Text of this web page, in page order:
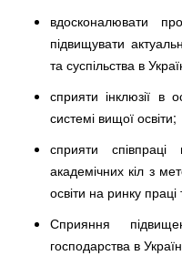
вдосконалювати
підвищувати
та суспільства в
сприяти інклюзії в
системі вищої освіти;
сприяти
академічних кіл з
освіти на ринку праці
Сприяння
господарства в